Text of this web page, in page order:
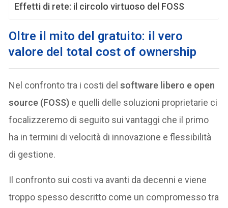
Effetti di rete: il circolo virtuoso del FOSS
Oltre il mito del gratuito: il vero
valore del total cost of ownership
Nel confronto tra i costi delsoftware libero e open
source (FOSS) e quelli delle soluzioni proprietarie ci
focalizzeremo di seguito sui vantaggi che il primo
ha in termini di velocità di innovazione e flessibilità
di gestione.
Il confronto sui costi va avanti da decenni e viene
troppo spesso descritto come un compromesso tra